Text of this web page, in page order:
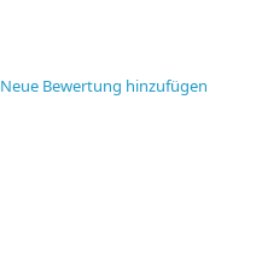
Neue Bewertung hinzufügen